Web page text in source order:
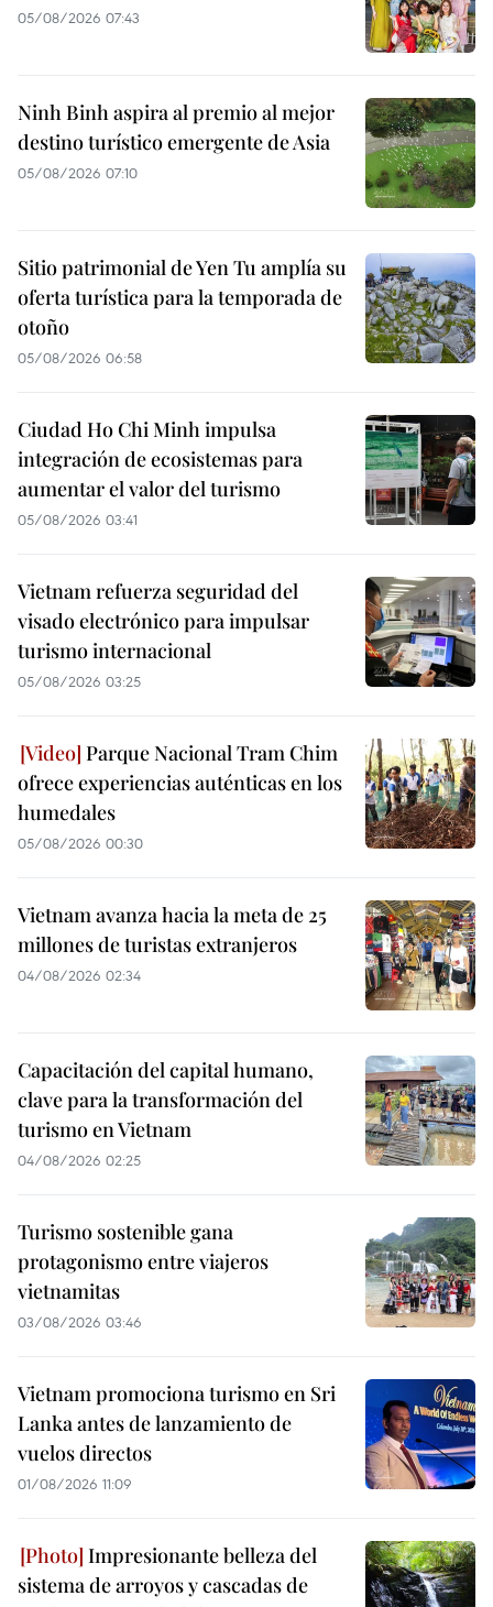
05/08/2026 07:43
Ninh Binh aspira al premio al mejor
destino turístico emergente de Asia
05/08/2026 07:10
Sitio patrimonial de Yen Tu amplía su
oferta turística para la temporada de
otoño
05/08/2026 06:58
Ciudad Ho Chi Minh impulsa
integración de ecosistemas para
aumentar el valor del turismo
05/08/2026 03:41
Vietnam refuerza seguridad del
visado electrónico para impulsar
turismo internacional
05/08/2026 03:25
Parque Nacional Tram Chim
ofrece experiencias auténticas en los
humedales
05/08/2026 00:30
Vietnam avanza hacia la meta de 25
millones de turistas extranjeros
04/08/2026 02:34
Capacitación del capital humano,
clave para la transformación del
turismo en Vietnam
04/08/2026 02:25
Turismo sostenible gana
protagonismo entre viajeros
vietnamitas
03/08/2026 03:46
Vietnam promociona turismo en Sri
Lanka antes de lanzamiento de
vuelos directos
01/08/2026 11:09
Impresionante belleza del
sistema de arroyos y cascadas de